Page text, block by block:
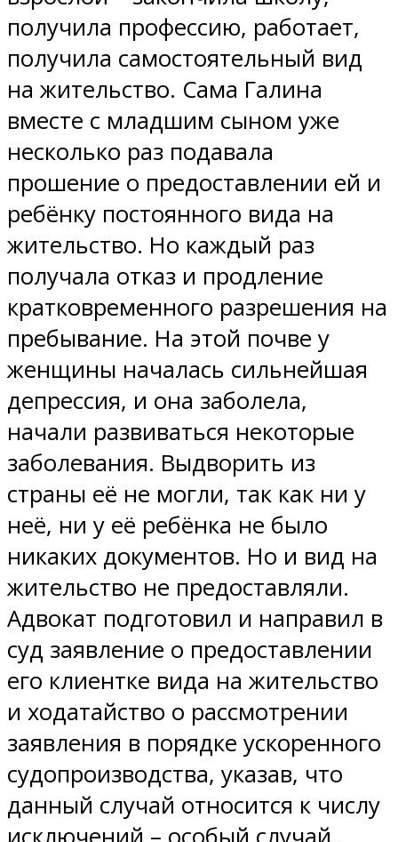
получила профессию, работает,
получила самостоятельный вид
на жительство. Сама Галина
вместе с младшим сыном уже
несколько раз подавала
прошение о предоставлении ей и
ребёнку постоянного вида на
жительство. Но каждый раз
получала отказ и продление
кратковременного разрешения на
пребывание. На этой почве у
женщины началась сильнейшая
депрессия, и она заболела,
начали развиваться некоторые
заболевания. Выдворить из
страны её не могли, так как ни у
неё, ни у её ребёнка не было
никаких документов. Но и вид на
жительство не предоставляли.
Адвокат подготовил и направил в
суд заявление о предоставлении
его клиентке вида на жительство
и ходатайство о рассмотрении
заявления в порядке ускоренного
судопроизводства, указав, что
данный случай относится к числу